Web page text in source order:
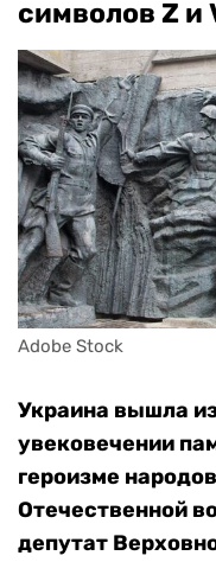
символов Z и
Adobe Stock
Украина вышла
увековечении
героизме
Отечественной
депутат